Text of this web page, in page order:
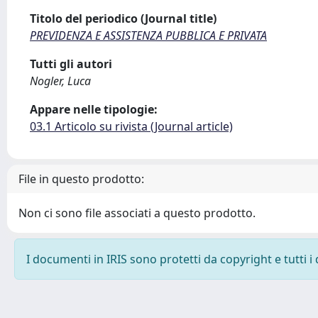
Titolo del periodico (Journal title)
PREVIDENZA E ASSISTENZA PUBBLICA E PRIVATA
Tutti gli autori
Nogler, Luca
Appare nelle tipologie:
03.1 Articolo su rivista (Journal article)
File in questo prodotto:
Non ci sono file associati a questo prodotto.
I documenti in IRIS sono protetti da copyright e tutti